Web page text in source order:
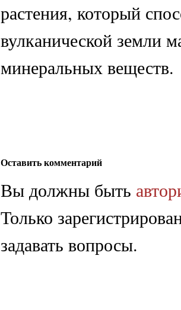
растения, который
вулканической земли
минеральных веществ.
Оставить комментарий
Вы должны быть
Только
задавать вопросы.